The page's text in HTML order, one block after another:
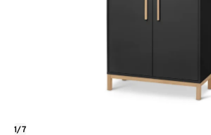
1/7